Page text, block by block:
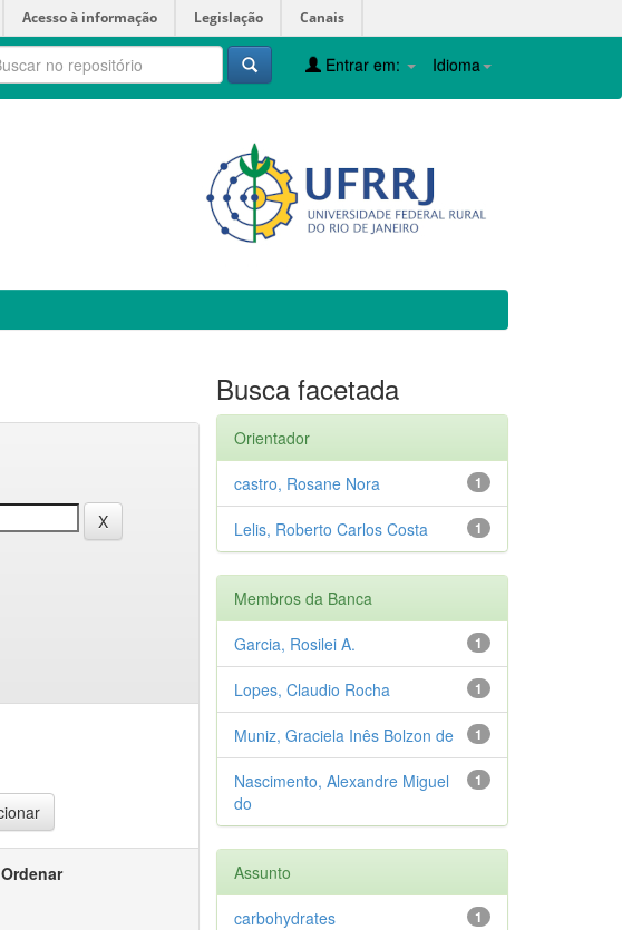
Acesso à informação Legislação Canais
Idioma
Entrar em:
Ordenar
Busca facetada
Orientador
1
castro, Rosane Nora
1
Lelis, Roberto Carlos Costa
Membros da Banca
1
Garcia, Rosilei A.
1
Lopes, Claudio Rocha
1
Muniz, Graciela Inês Bolzon de
1
Nascimento, Alexandre Miguel
do
Assunto
1
carbohydrates